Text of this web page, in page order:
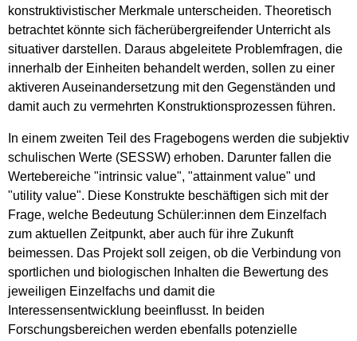
konstruktivistischer Merkmale unterscheiden. Theoretisch
betrachtet könnte sich fächerübergreifender Unterricht als
situativer darstellen. Daraus abgeleitete Problemfragen, die
innerhalb der Einheiten behandelt werden, sollen zu einer
aktiveren Auseinandersetzung mit den Gegenständen und
damit auch zu vermehrten Konstruktionsprozessen führen.
In einem zweiten Teil des Fragebogens werden die subjektiv
schulischen Werte (SESSW) erhoben. Darunter fallen die
Wertebereiche "intrinsic value", "attainment value" und
"utility value". Diese Konstrukte beschäftigen sich mit der
Frage, welche Bedeutung Schüler:innen dem Einzelfach
zum aktuellen Zeitpunkt, aber auch für ihre Zukunft
beimessen. Das Projekt soll zeigen, ob die Verbindung von
sportlichen und biologischen Inhalten die Bewertung des
jeweiligen Einzelfachs und damit die
Interessensentwicklung beeinflusst. In beiden
Forschungsbereichen werden ebenfalls potenzielle